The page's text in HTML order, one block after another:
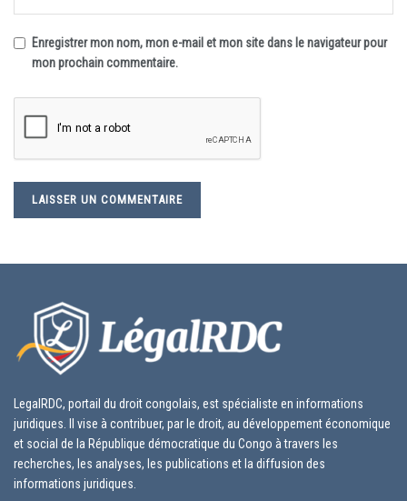
Enregistrer mon nom, mon e-mail et mon site dans le navigateur pour
mon prochain commentaire.
LegalRDC, portail du droit congolais, est spécialiste en informations
juridiques. Il vise à contribuer, par le droit, au développement économique
et social de la République démocratique du Congo à travers les
recherches, les analyses, les publications et la diffusion des
informations juridiques.